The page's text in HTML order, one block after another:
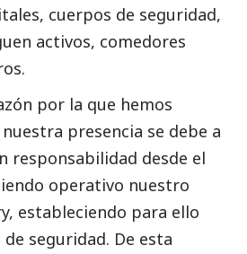
cuerpos de seguridad,
activos, comedores
por la que hemos
presencia se debe a
responsabilidad desde el
operativo nuestro
estableciendo para ello
seguridad. De esta